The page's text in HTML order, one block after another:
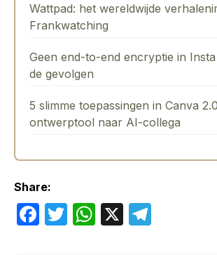
Wattpad: het wereldwijde
Frankwatching
Geen end-to-end encryptie in
de gevolgen
5 slimme toepassingen in Canva
ontwerptool naar AI-collega
Share:
F
T
W X